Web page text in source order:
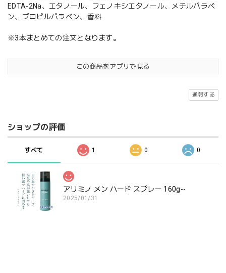
EDTA-2Na、エタノール、フェノキシエタノール、メチルパラベ
ン、プロピルパラベン、香料
※3本まとめての注文となります。
この商品をアプリで見る
通報する
ショップの評価
すべて 1 0 0
アリミノ メン ハード スプレー 160g--
2025/01/31